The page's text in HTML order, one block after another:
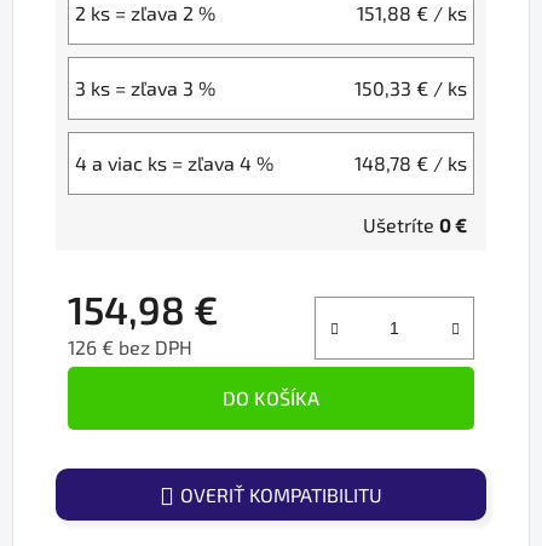
2 ks = zľava 2 % 151,88 € / ks
3 ks = zľava 3 % 150,33 € / ks
4 a viac ks = zľava 4 % 148,78 € / ks
Ušetríte 0 €
154,98 €
126 € bez DPH
DO KOŠÍKA
OVERIŤ KOMPATIBILITU